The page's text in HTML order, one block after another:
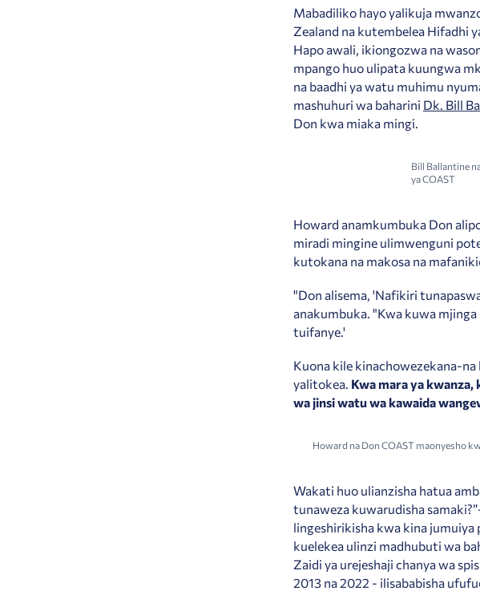
Mabadiliko hayo yalikuja
Zealand na kutembelea Hifadhi
Hapo awali, ikiongozwa na
mpango huo ulipata kuungwa
na baadhi ya watu muhimu
mashuhuri wa baharini Dk. Bill
Don kwa miaka mingi.
Bill Ballantine
ya COAST
Howard anamkumbuka Don
miradi mingine ulimwenguni
kutokana na makosa na
"Don alisema, 'Nafikiri
anakumbuka. "Kwa kuwa
tuifanye.'
Kuona kile kinachowezekana-
yalitokea. Kwa mara ya
wa jinsi watu wa kawaida
Howard na Don COAST maonyesho
Wakati huo ulianzisha hatua
tunaweza kuwarudisha
lingeshirikisha kwa kina jumuiya
kuelekea ulinzi madhubuti wa
Zaidi ya urejeshaji chanya wa
2013 na 2022 - ilisababisha